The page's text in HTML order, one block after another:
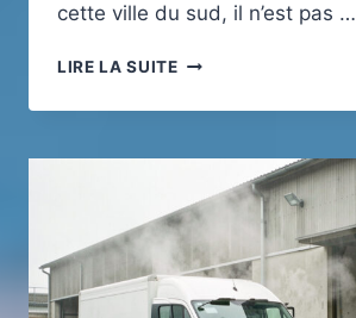
cette ville du sud, il n’est pas …
LIRE LA SUITEÉTUDIANTS,
NOUVEAUX
:
POURQUOI
MONTPELLIER
CONNAÎT
UN
DE